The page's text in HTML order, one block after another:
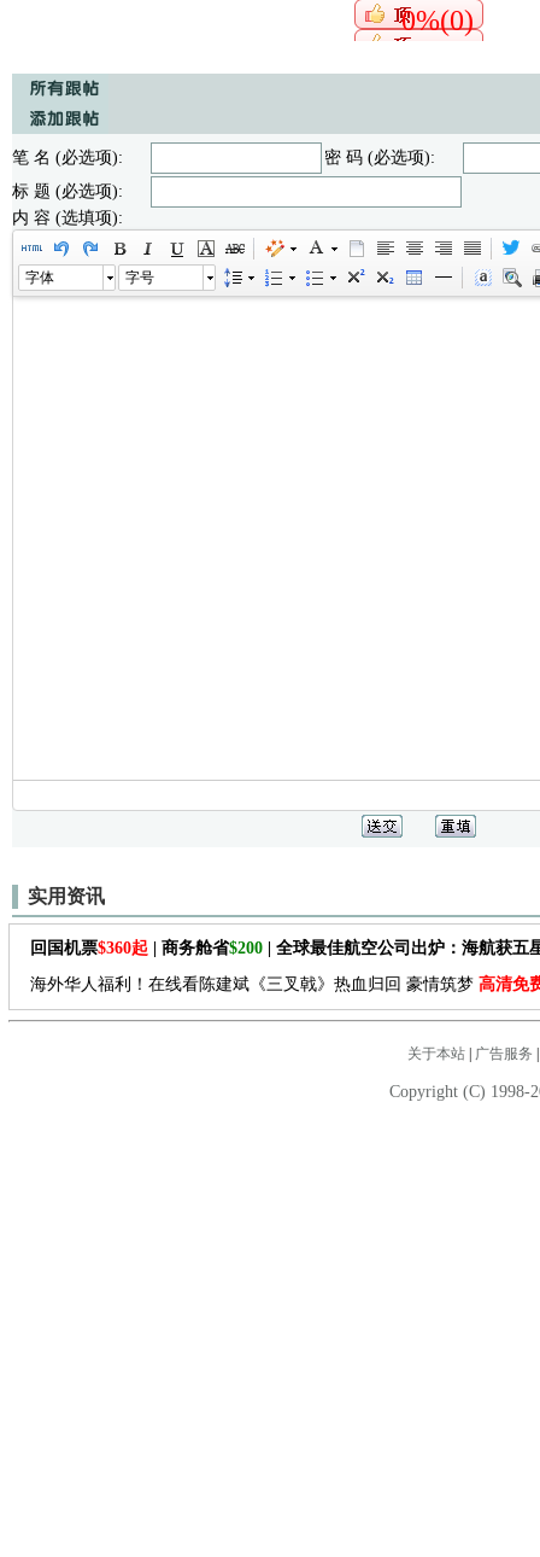
0%(0)
笔 名 (必选项):
密 码 (必选项):
标 题 (必选项):
内 容 (选填项):
字体 字号
实用资讯
回国机票$360起 | 商务舱省$200 | 全球最佳航空公司出炉：海航获五
海外华人福利！在线看陈建斌《三叉戟》热血归回 豪情筑梦 高清免
关于本站| 广告服务
Copyright (C) 1998-